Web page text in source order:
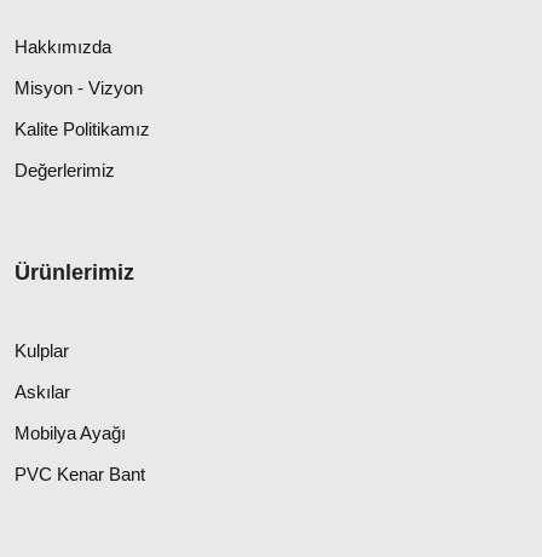
Hakkımızda
Misyon - Vizyon
Kalite Politikamız
Değerlerimiz
Ürünlerimiz
Kulplar
Askılar
Mobilya Ayağı
PVC Kenar Bant